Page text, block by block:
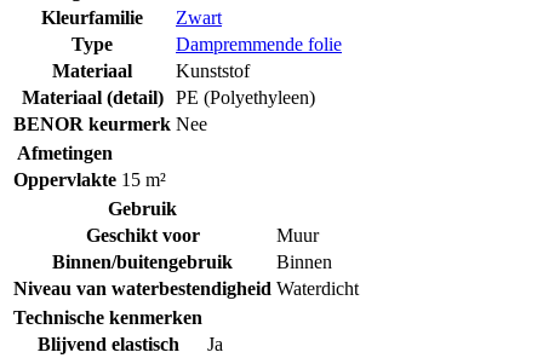
Kleurfamilie
Zwart
Type
Dampremmende folie
Materiaal
Kunststof
Materiaal (detail)
PE (Polyethyleen)
BENOR keurmerk Nee
Afmetingen
Oppervlakte 15 m²
Gebruik
Geschikt voor
Muur
Binnen/buitengebruik
Binnen
Niveau van waterbestendigheid Waterdicht
Technische kenmerken
Blijvend elastisch
Ja